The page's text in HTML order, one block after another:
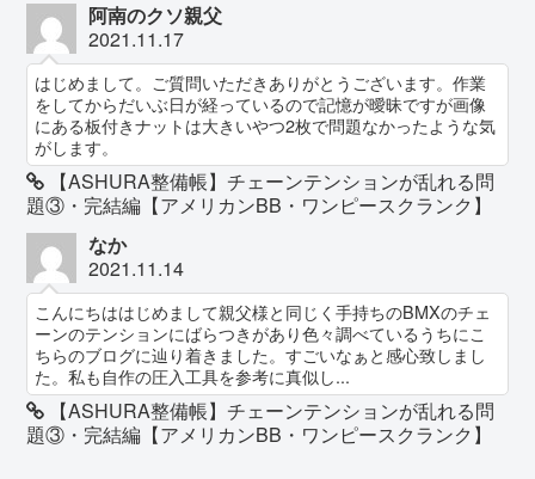
阿南のクソ親父
2021.11.17
はじめまして。ご質問いただきありがとうございます。作業
をしてからだいぶ日が経っているので記憶が曖昧ですが画像
にある板付きナットは大きいやつ2枚で問題なかったような気
がします。
【ASHURA整備帳】チェーンテンションが乱れる問
題③・完結編【アメリカンBB・ワンピースクランク】
なか
2021.11.14
こんにちははじめまして親父様と同じく手持ちのBMXのチェ
ーンのテンションにばらつきがあり色々調べているうちにこ
ちらのブログに辿り着きました。すごいなぁと感心致しまし
た。私も自作の圧入工具を参考に真似し...
【ASHURA整備帳】チェーンテンションが乱れる問
題③・完結編【アメリカンBB・ワンピースクランク】